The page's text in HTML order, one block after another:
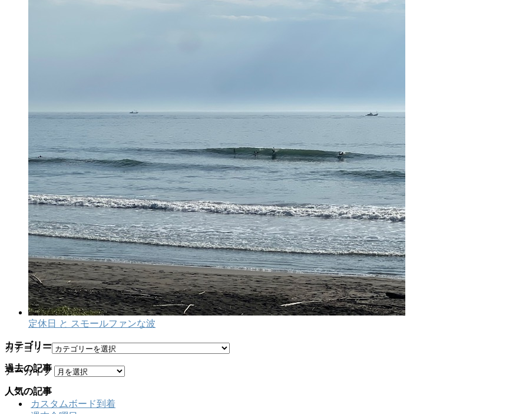
定休日 と スモールファンな波
カテゴリー
カテゴリー
過去の記事
アーカイブ
人気の記事
カスタムボード到着